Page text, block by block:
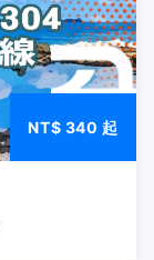
NT$ 340 起